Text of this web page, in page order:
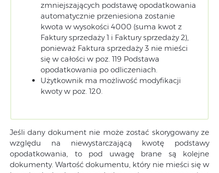
zmniejszających podstawę opodatkowania
automatycznie przeniesiona zostanie
kwota w wysokości 4000 (suma kwot z
Faktury sprzedaży 1 i Faktury sprzedaży 2),
ponieważ Faktura sprzedaży 3 nie mieści
się w całości w poz. 119 Podstawa
opodatkowania po odliczeniach.
Użytkownik ma możliwość modyfikacji
kwoty w poz. 120.
Jeśli dany dokument nie może zostać skorygowany ze
względu na niewystarczającą kwotę podstawy
opodatkowania, to pod uwagę brane są kolejne
dokumenty. Wartość dokumentu, który nie mieści się w